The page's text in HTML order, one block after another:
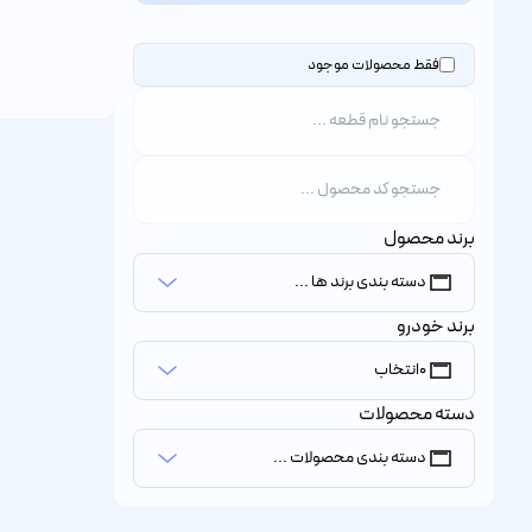
فقط محصولات موجود
برند محصول
دسته بندی برند ها ...
برند خودرو
0انتخاب
دسته محصولات
دسته بندی محصولات ...